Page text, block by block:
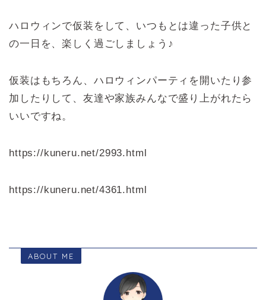
ハロウィンで仮装をして、いつもとは違った子供と
の一日を、楽しく過ごしましょう♪
仮装はもちろん、ハロウィンパーティを開いたり参
加したりして、友達や家族みんなで盛り上がれたら
いいですね。
https://kuneru.net/2993.html
https://kuneru.net/4361.html
ABOUT ME